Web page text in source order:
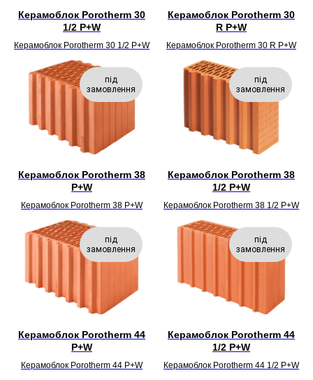
Керамоблок Porotherm 30
1/2 P+W
Керамоблок Porotherm 30 1/2 P+W
Керамоблок Porotherm 30
R P+W
Керамоблок Porotherm 30 R P+W
під
замовлення
Керамоблок Porotherm 38
P+W
Керамоблок Porotherm 38 P+W
під
замовлення
Керамоблок Porotherm 38
1/2 P+W
Керамоблок Porotherm 38 1/2 P+W
під
замовлення
Керамоблок Porotherm 44
P+W
Керамоблок Porotherm 44 P+W
під
замовлення
Керамоблок Porotherm 44
1/2 P+W
Керамоблок Porotherm 44 1/2 P+W